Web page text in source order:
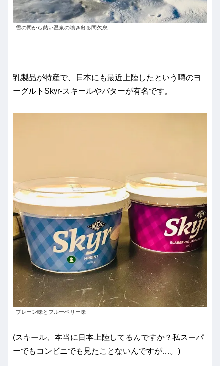
雪の間から熱い温泉の噴き出る間欠泉
乳製品が特産で、日本にも最近上陸したという噂のヨ
ーグルトSkyr-スキールやバターが有名です。
プレーン味とブルーベリー味
(スキール、本当に日本上陸してるんですか？私スーパ
ーでもコンビニでも見たことないんですが…。)